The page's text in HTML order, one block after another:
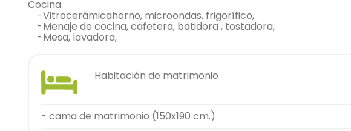
cocina
- vitrocerámicahorno, microondas, frigorífico,
- menaje de cocina, cafetera, batidora , tostadora,
- mesa, lavadora,
habitación de matrimonio
- cama de matrimonio (150x190 cm.)